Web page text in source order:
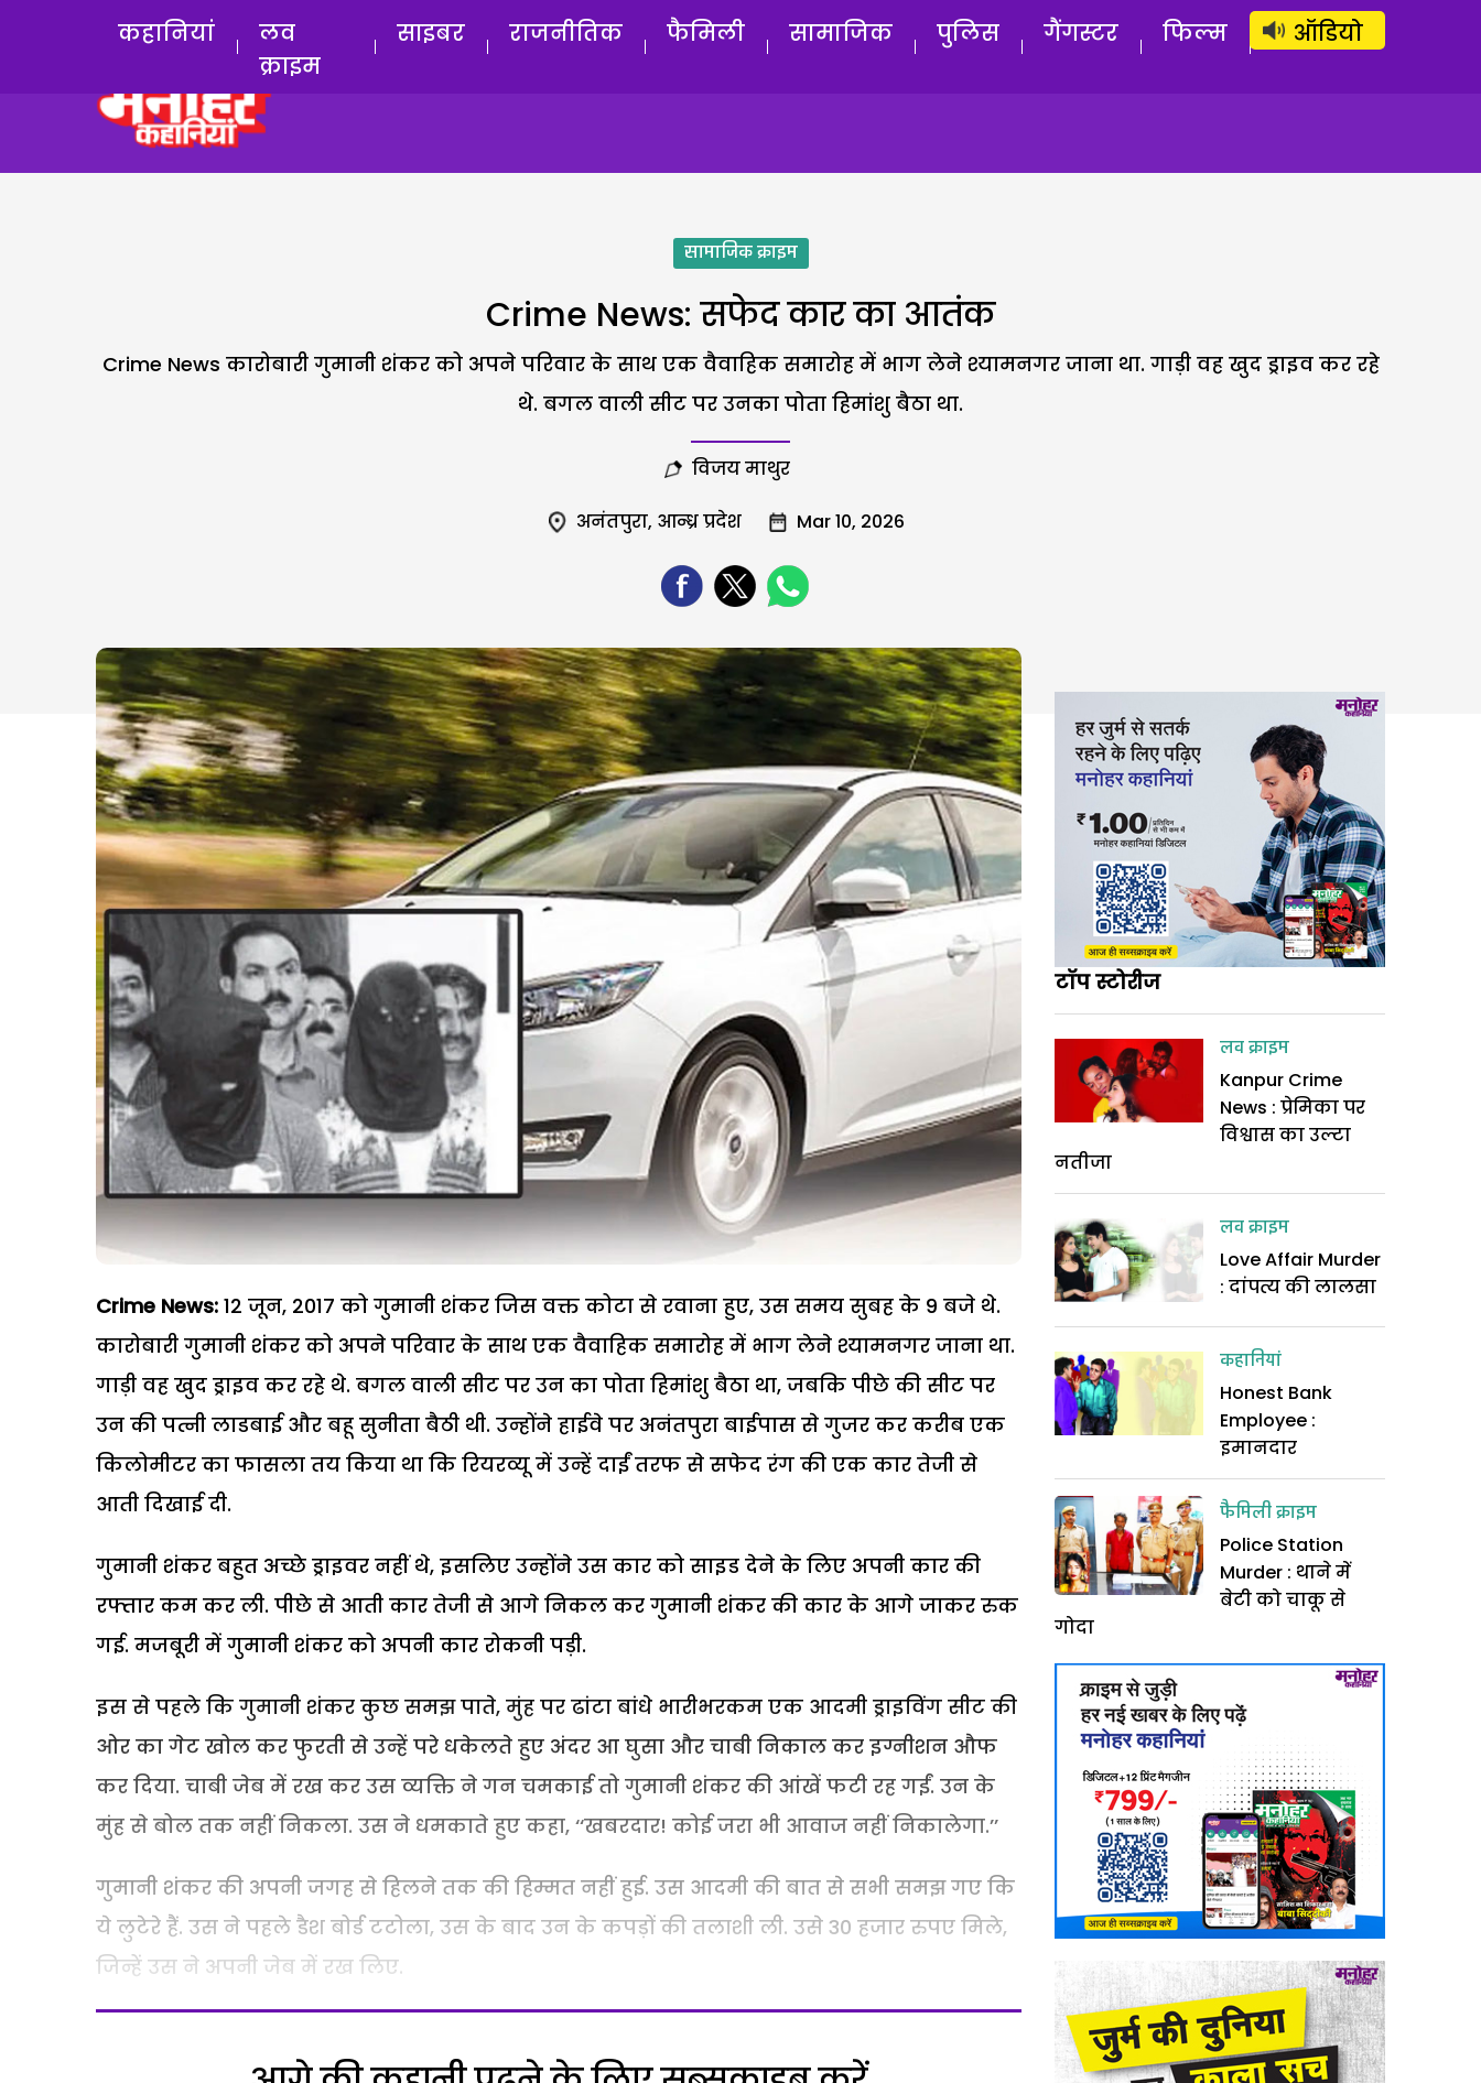
लॉग इन सब्सक्राइब करें
कहानियां
लव
क्राइम
साइबर राजनीतिक फैमिली सामाजिक पुलिस गैंगस्टर फिल्म ऑडियो
सामाजिक क्राइम
Crime News: सफेद कार का आतंक
Crime News कारोबारी गुमानी शंकर को अपने परिवार के साथ एक वैवाहिक समारोह में भाग लेने श्यामनगर जाना था. गाड़ी वह खुद ड्राइव कर रहे
थे. बगल वाली सीट पर उनका पोता हिमांशु बैठा था.
विजय माथुर
अनंतपुरा, आन्ध्र प्रदेश Mar 10, 2026
Crime News: 12 जून, 2017 को गुमानी शंकर जिस वक्त कोटा से रवाना हुए, उस समय सुबह के 9 बजे थे.
कारोबारी गुमानी शंकर को अपने परिवार के साथ एक वैवाहिक समारोह में भाग लेने श्यामनगर जाना था.
गाड़ी वह खुद ड्राइव कर रहे थे. बगल वाली सीट पर उन का पोता हिमांशु बैठा था, जबकि पीछे की सीट पर
उन की पत्नी लाडबाई और बहू सुनीता बैठी थी. उन्होंने हाईवे पर अनंतपुरा बाईपास से गुजर कर करीब एक
किलोमीटर का फासला तय किया था कि रियरव्यू में उन्हें दाईं तरफ से सफेद रंग की एक कार तेजी से
आती दिखाई दी.
गुमानी शंकर बहुत अच्छे ड्राइवर नहीं थे, इसलिए उन्होंने उस कार को साइड देने के लिए अपनी कार की
रफ्तार कम कर ली. पीछे से आती कार तेजी से आगे निकल कर गुमानी शंकर की कार के आगे जाकर रुक
गई. मजबूरी में गुमानी शंकर को अपनी कार रोकनी पड़ी.
इस से पहले कि गुमानी शंकर कुछ समझ पाते, मुंह पर ढांटा बांधे भारीभरकम एक आदमी ड्राइविंग सीट की
ओर का गेट खोल कर फुरती से उन्हें परे धकेलते हुए अंदर आ घुसा और चाबी निकाल कर इग्नीशन औफ
कर दिया. चाबी जेब में रख कर उस व्यक्ति ने गन चमकाई तो गुमानी शंकर की आंखें फटी रह गईं. उन के
मुंह से बोल तक नहीं निकला. उस ने धमकाते हुए कहा, ‘‘खबरदार! कोई जरा भी आवाज नहीं निकालेगा.’’
गुमानी शंकर की अपनी जगह से हिलने तक की हिम्मत नहीं हुई. उस आदमी की बात से सभी समझ गए कि
ये लुटेरे हैं. उस ने पहले डैश बोर्ड टटोला, उस के बाद उन के कपड़ों की तलाशी ली. उसे 30 हजार रुपए मिले,
जिन्हें उस ने अपनी जेब में रख लिए.
टॉप स्टोरीज
लव क्राइम
Kanpur Crime
News : प्रेमिका पर
विश्वास का उल्टा
नतीजा
लव क्राइम
Love Affair Murder
: दांपत्य की लालसा
कहानियां
Honest Bank
Employee :
इमानदार
फैमिली क्राइम
Police Station
Murder : थाने में
बेटी को चाकू से
गोदा